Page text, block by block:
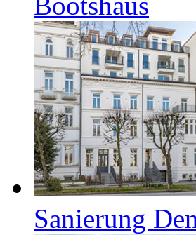
Sanierung